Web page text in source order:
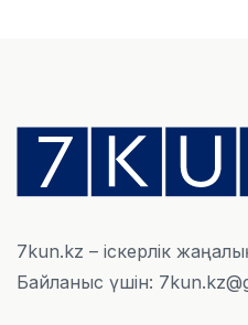
БИЛІК
«Бәйтерек»
кредиттік портфелі
7kun.kz – іскерлік
Байланыс үшін: